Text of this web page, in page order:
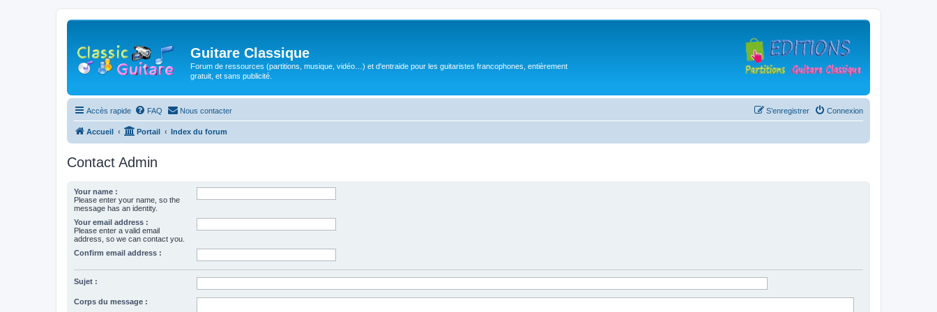
Guitare Classique
Forum de ressources (partitions, musique, vidéo…) et d'entraide pour les guitaristes francophones, entièrement
gratuit, et sans publicité.
Accès rapide FAQ Nous contacter Connexion
S’enregistrer
Accueil Portail Index du forum
Contact Admin
Your name :
Please enter your name, so the
message has an identity.
Your email address :
Please enter a valid email
address, so we can contact you.
Confirm email address :
Sujet :
Corps du message :